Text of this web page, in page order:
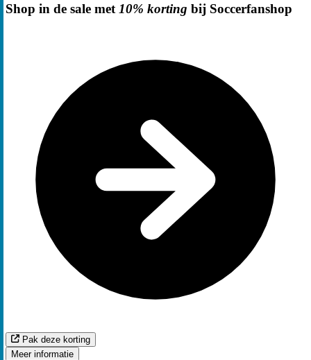
Shop in de sale met 10% korting bij Soccerfanshop
Pak deze korting
Meer informatie